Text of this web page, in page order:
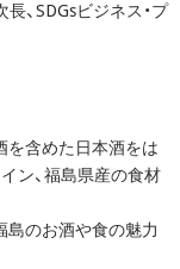
SDGsビジネス・プ
含めた日本酒をは
ン、福島県産の食材
のお酒や食の魅力